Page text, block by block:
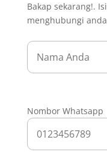
Bakap sekarang!.
menghubungi
Nombor Whatsapp